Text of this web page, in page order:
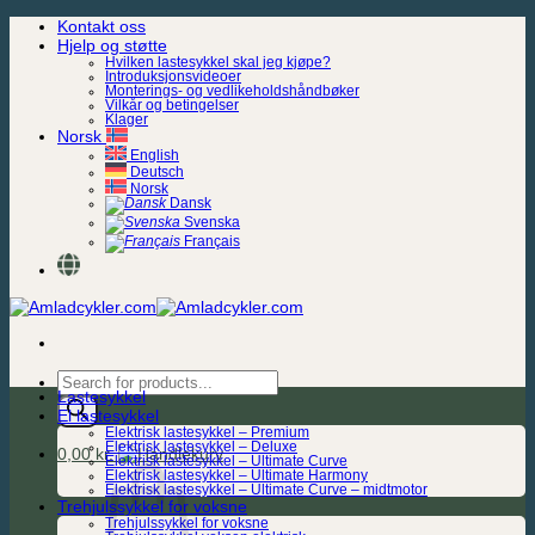
Skip
Kontakt oss
Hjelp og støtte
Hvilken lastesykkel skal jeg kjøpe?
Introduksjonsvideoer
Monterings- og vedlikeholdshåndbøker
Vilkår og betingelser
Klager
Norsk
English
Deutsch
Norsk
Dansk
Svenska
Français
Products
search
0,00kr.
Lastesykkel
El lastesykkel
Elektrisk lastesykkel – Premium
Elektrisk lastesykkel – Deluxe
Elektrisk lastesykkel – Ultimate Curve
Elektrisk lastesykkel – Ultimate Harmony
Elektrisk lastesykkel – Ultimate Curve – midtmotor
Trehjulssykkel for voksne
Trehjulssykkel for voksne